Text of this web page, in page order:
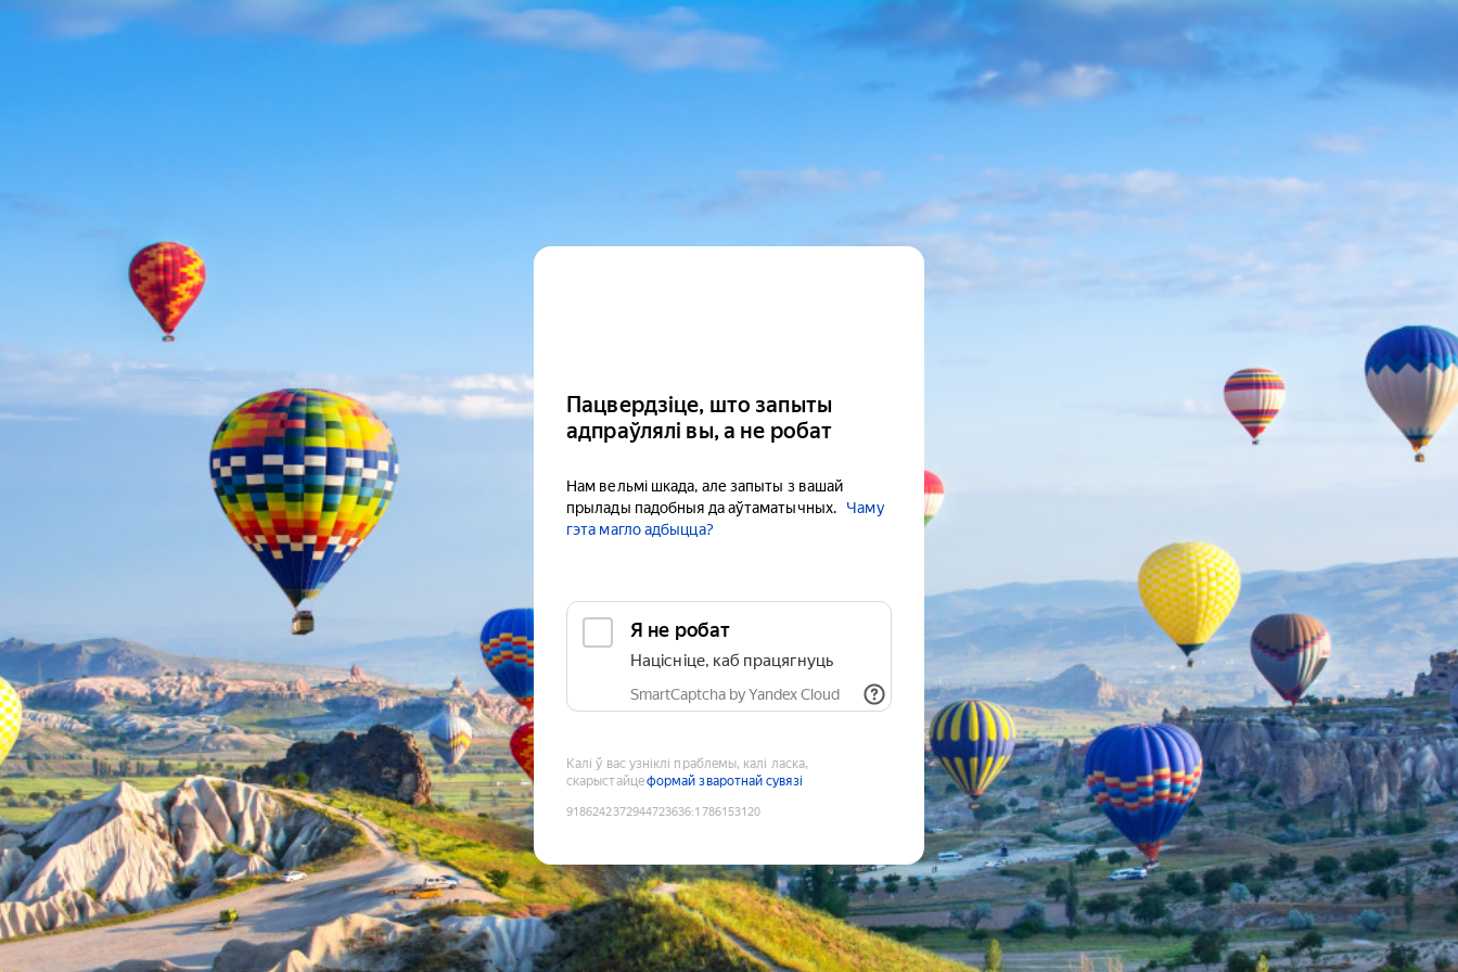
Пацвердзіце, што запыты
адпраўлялі вы, а не робат
Нам вельмі шкада, але запыты з вашай
прылады падобныя да аўтаматычных.
Чаму
гэта магло адбыцца?
Я не робат
Націсніце, каб працягнуць
SmartCaptcha by Yandex Cloud
Калі ў вас узніклі праблемы, калі ласка,
скарыстайцеформай зваротнай сувязі
9186242372944723636:1786153120